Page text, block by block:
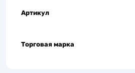
Артикул
Торговая марка